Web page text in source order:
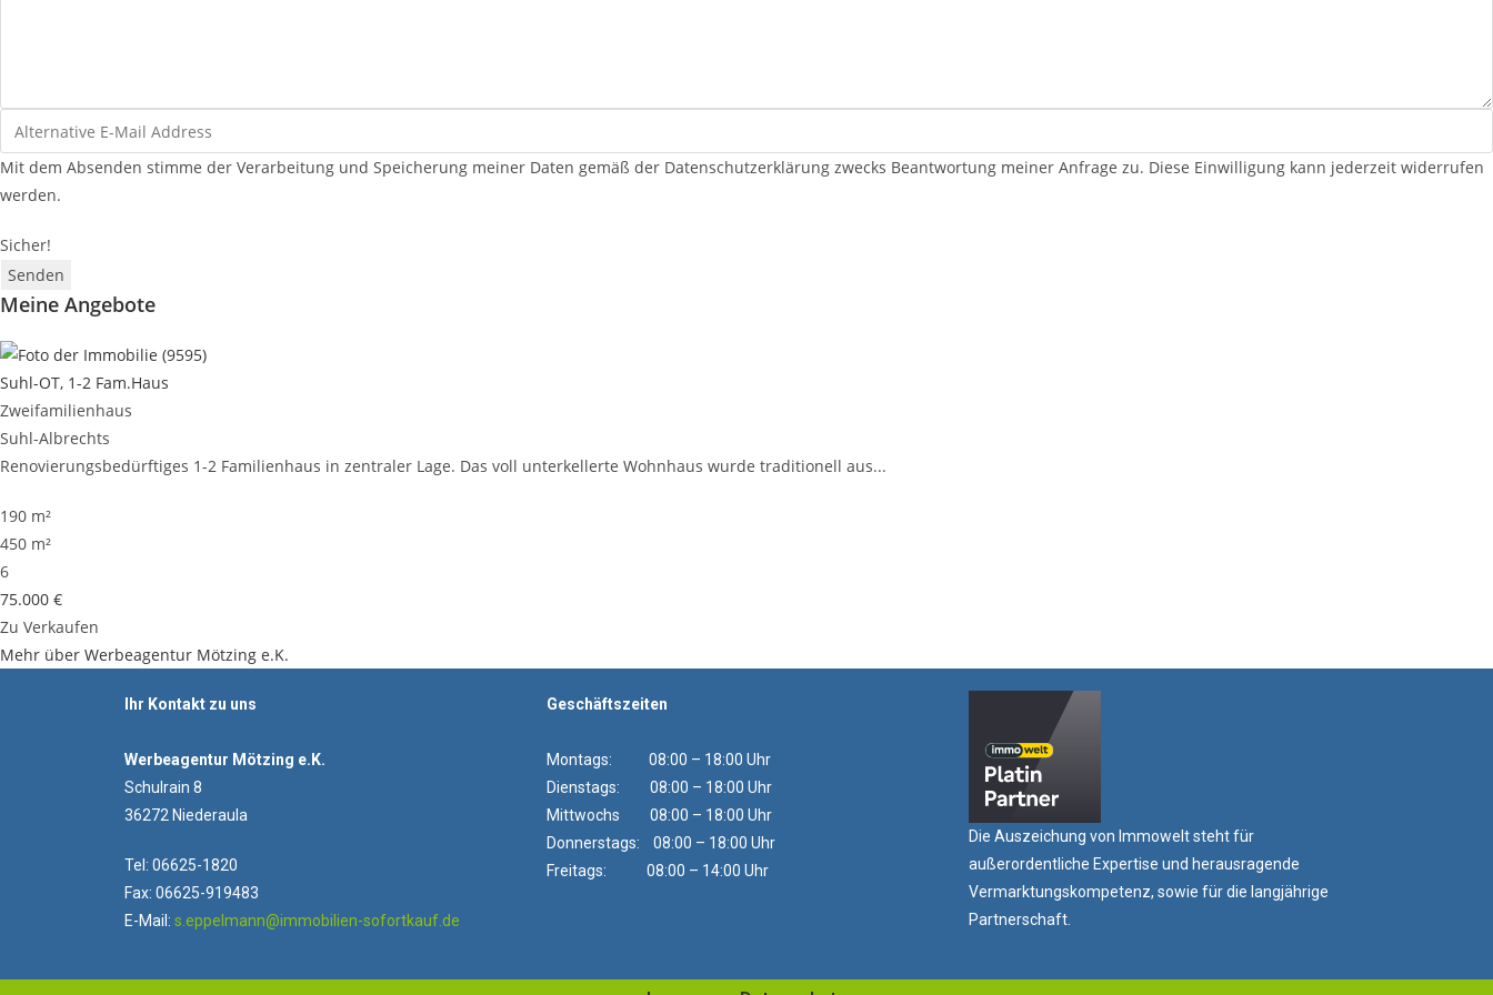
Mit dem Absenden stimme der Verarbeitung und Speicherung meiner Daten gemäß der Datenschutzerklärung zwecks Beantwortung meiner Anfrage zu. Diese Einwilligung kann jederzeit widerrufen
werden.
Sicher!
Senden
Meine Angebote
Suhl-OT, 1-2 Fam.Haus
Zweifamilienhaus
Suhl-Albrechts
Renovierungsbedürftiges 1-2 Familienhaus in zentraler Lage. Das voll unterkellerte Wohnhaus wurde traditionell aus...
190 m²
450 m²
6
75.000 €
Zu Verkaufen
Mehr über Werbeagentur Mötzing e.K.
Ihr Kontakt zu uns
Werbeagentur Mötzing e.K.
Schulrain 8
36272 Niederaula
Tel: 06625-1820
Fax: 06625-919483
E-Mail: s.eppelmann@immobilien-sofortkauf.de
Geschäftszeiten
Montags: 08:00 – 18:00 Uhr
Dienstags: 08:00 – 18:00 Uhr
Mittwochs 08:00 – 18:00 Uhr
Donnerstags: 08:00 – 18:00 Uhr
Freitags: 08:00 – 14:00 Uhr
Die Auszeichung von Immowelt steht für
außerordentliche Expertise und herausragende
Vermarktungskompetenz, sowie für die langjährige
Partnerschaft.